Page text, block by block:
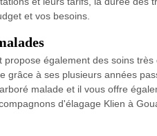
et vos besoins.
également des soins
à ses plusieurs années
malade et il vous offre
d'élagage Klien à